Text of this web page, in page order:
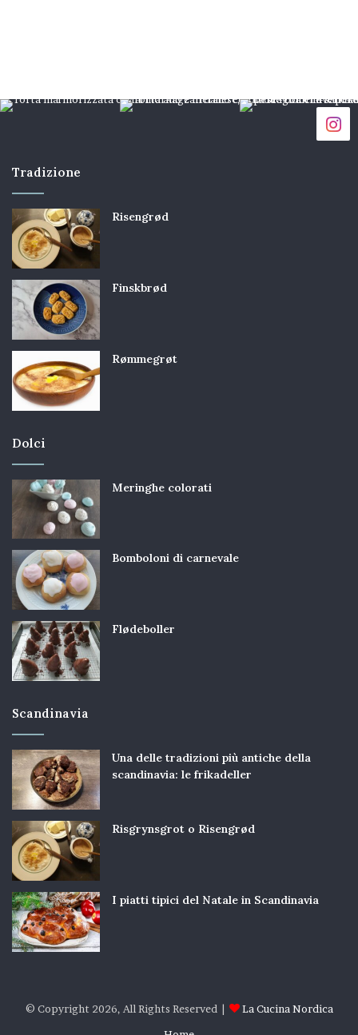
Tradizione
Risengrød
Finskbrød
Rømmegrøt
Dolci
Meringhe colorati
Bomboloni di carnevale
Flødeboller
Scandinavia
Una delle tradizioni più antiche della
scandinavia: le frikadeller
Risgrynsgrot o Risengrød
I piatti tipici del Natale in Scandinavia
© Copyright 2026, All Rights Reserved |
La Cucina Nordica